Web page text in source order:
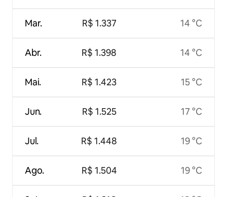
Mar.
Abr.
Mai.
Jun.
Jul.
Ago.
R$ 1.337
R$ 1.398
R$ 1.423
R$ 1.525
R$ 1.448
R$ 1.504
14 °C
14 °C
15 °C
17 °C
19 °C
19 °C